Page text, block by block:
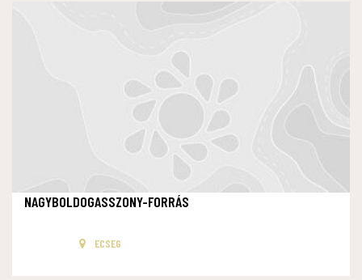
NAGYBOLDOGASSZONY-FORRÁS
ECSEG